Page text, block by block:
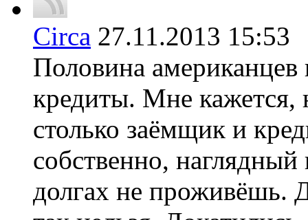
Circa 27.11.2013
Половина американцев
кредиты. Мне кажется,
столько заёмщик и
собственно,
долгах не проживёшь.